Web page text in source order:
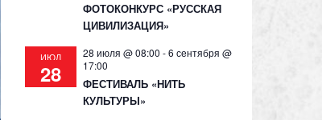
ФОТОКОНКУРС «РУССКАЯ
ЦИВИЛИЗАЦИЯ»
ИЮЛ
28
28 июля @ 08:00 -6 сентября @
17:00
ФЕСТИВАЛЬ «НИТЬ
КУЛЬТУРЫ»